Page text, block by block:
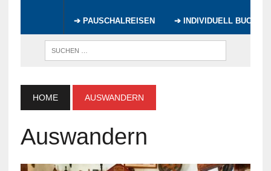
➔ PAUSCHALREISEN ➔ INDIVIDUELL BUCHEN
HOME AUSWANDERN
Auswandern